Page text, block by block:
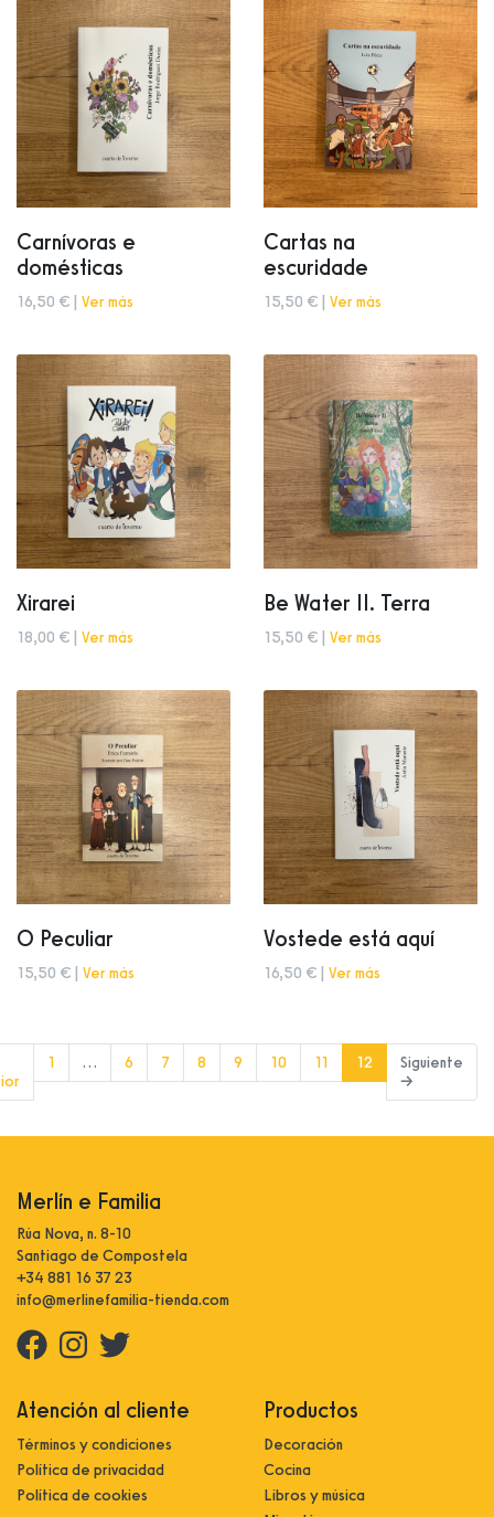
Carnívoras e
domésticas
16,50 € | Ver más
Cartas na
escuridade
15,50 € | Ver más
Xirarei
18,00 € | Ver más
Be Water II. Terra
15,50 € | Ver más
O Peculiar
15,50 € | Ver más
Vostede está aquí
16,50 € | Ver más
1 … 6 7 8 9 10 11 12 (current)
Siguiente
→
Merlín e Familia
Rúa Nova, n. 8-10
Santiago de Compostela
+34 881 16 37 23
info@merlinefamilia-tienda.com
Atención al cliente
Términos y condiciones
Política de privacidad
Política de cookies
Productos
Decoración
Cocina
Libros y música